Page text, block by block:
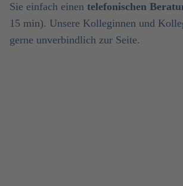
Sie einfach einen telefonischen
15 min). Unsere Kolleginnen und
gerne unverbindlich zur Seite.